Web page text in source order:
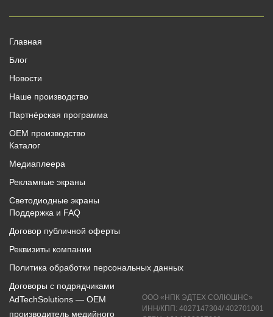
AdTechSolutions — ОЕМ
производитель медийного
ООО «НПК ЭДТЕХ СОЛЮШНС»
ИНН/КПП: 4027147304/ 402701001
Главная
Блог
Новости
Наше производство
Партнёрская программа
OEM производство
Каталог
Медиаплеера
Рекламные экраны
Светодиодные экраны
Поддержка и FAQ
Договор публичной оферты
Реквизиты компании
Политика обработки персональных данных
Договоры с подрядчиками